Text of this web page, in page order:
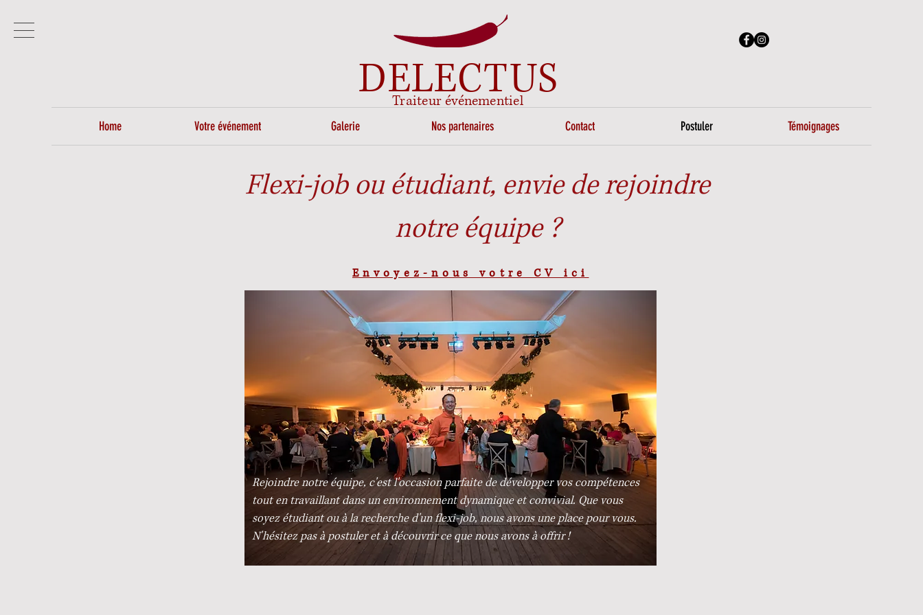
DELECTUS
Traiteur événementiel
Home Votre événement Galerie Nos partenaires Contact Postuler Témoignages
Flexi-job ou étudiant, envie de rejoindre
notre équipe ?
Envoyez-nous votre CV ici
Rejoindre notre équipe, c'est l'occasion parfaite de développer vos compétences
tout en travaillant dans un environnement dynamique et convivial. Que vous
soyez étudiant ou à la recherche d'un flexi-job, nous avons une place pour vous.
N'hésitez pas à postuler et à découvrir ce que nous avons à offrir !